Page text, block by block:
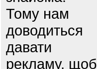
Тому нам
доводиться
давати
рекламу, щоб